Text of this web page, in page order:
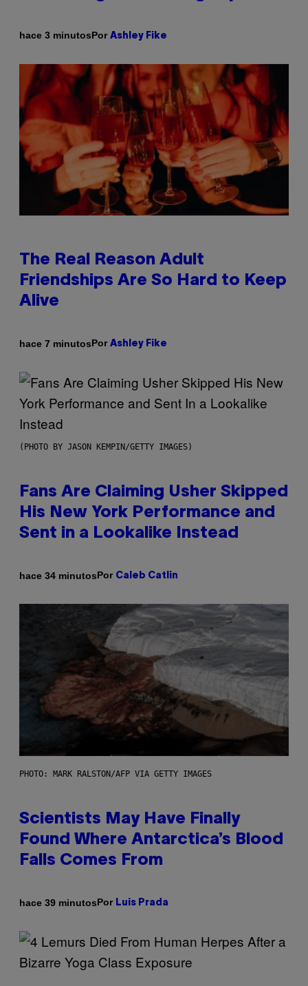
hace 3 minutosPor Ashley Fike
The Real Reason Adult
Friendships Are So Hard to Keep
Alive
hace 7 minutosPor Ashley Fike
(PHOTO BY JASON KEMPIN/GETTY IMAGES)
Fans Are Claiming Usher Skipped
His New York Performance and
Sent in a Lookalike Instead
hace 34 minutosPor Caleb Catlin
PHOTO: MARK RALSTON/AFP VIA GETTY IMAGES
Scientists May Have Finally
Found Where Antarctica’s Blood
Falls Comes From
hace 39 minutosPor Luis Prada